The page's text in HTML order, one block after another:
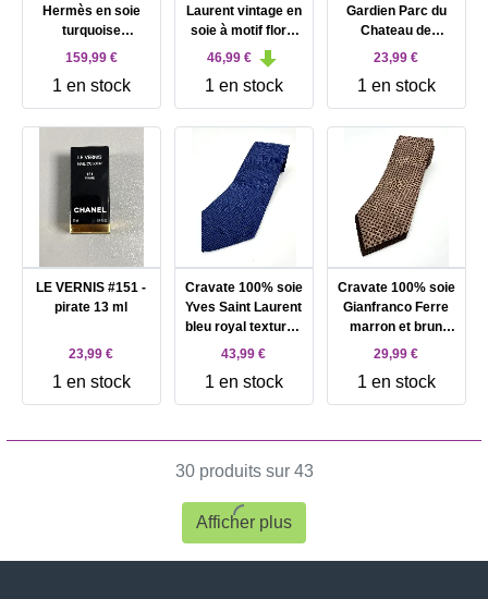
Hermès en soie
turquoise
Joséphine Danse
159,99 €
1 en stock
Laurent vintage en
soie à motif floral
multicolore sur
fond fuchsia
46,99 €
1 en stock
Gardien Parc du
Chateau de
Versailles
23,99 €
1 en stock
LE VERNIS #151 -
pirate 13 ml
23,99 €
1 en stock
Cravate 100% soie
Yves Saint Laurent
bleu royal texturée
à motifs carrés
43,99 €
1 en stock
Cravate 100% soie
Gianfranco Ferre
marron et brun
foncé à motif
29,99 €
1 en stock
30 produits sur 43
Afficher plus